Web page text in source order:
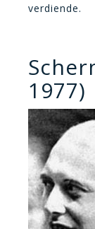
verdiende.
1977)